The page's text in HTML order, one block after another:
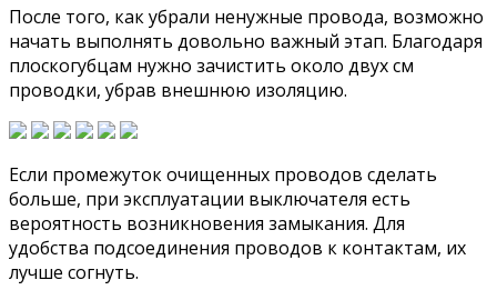
После того, как убрали ненужные провода, возможно
начать выполнять довольно важный этап. Благодаря
плоскогубцам нужно зачистить около двух см
проводки, убрав внешнюю изоляцию.
Если промежуток очищенных проводов сделать
больше, при эксплуатации выключателя есть
вероятность возникновения замыкания. Для
удобства подсоединения проводов к контактам, их
лучше согнуть.